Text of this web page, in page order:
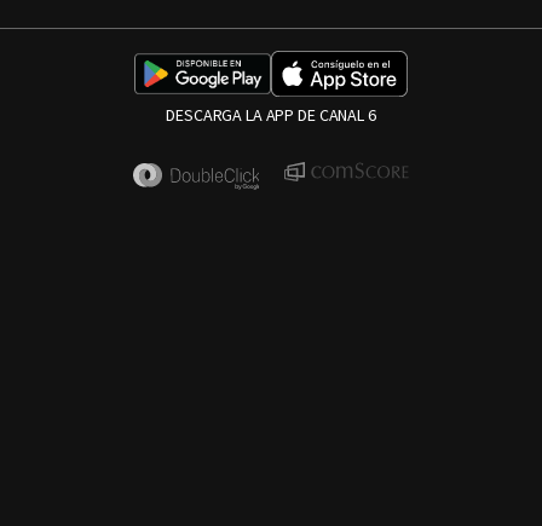
DESCARGA LA APP DE CANAL 6